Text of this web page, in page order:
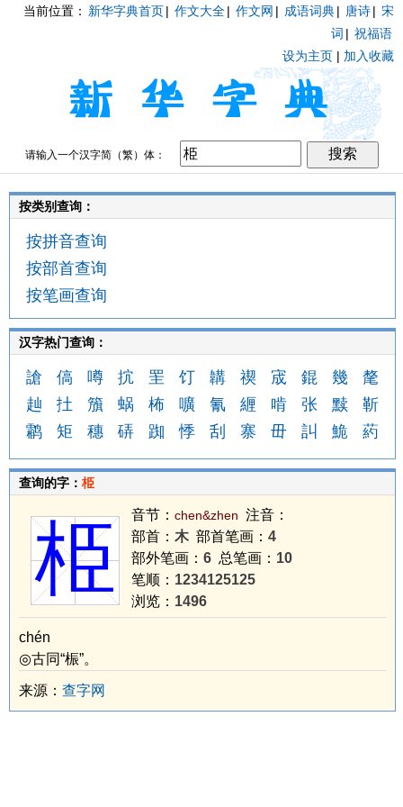
当前位置： 新华字典首页| 作文大全| 作文网 | 成语词典| 唐诗| 宋
词 | 祝福语
设为主页 | 加入收藏
请输入一个汉字简（繁）体：
按类别查询：
按拼音查询
按部首查询
按笔画查询
汉字热门查询：
謒 傐 噂 抭 罜 饤 韝 禊 宬 錕 幾
氂
赸
扗 籏 蜗 柨 嚝 氰 緾 啃 张 黩
靳
鹴
矩 穗 硦 踟 悸 刮 寨 毌 訆 鮠 葯
查询的字： 栕
栕 音节： chen&zhen 注音：
部首： 木部首笔画： 4
部外笔画： 6 总笔画： 10
笔顺： 1234125125
浏览： 1496
chén
◎古同“桭”。
来源： 查字网